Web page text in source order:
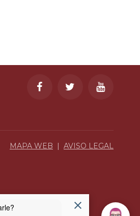
MAPA WEB | AVISO LEGAL